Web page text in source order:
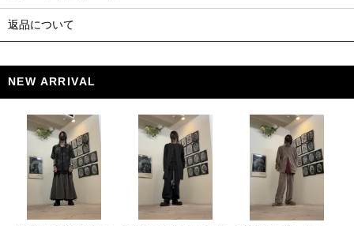
返品について
NEW ARRIVAL